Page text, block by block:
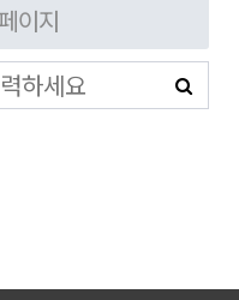
이지